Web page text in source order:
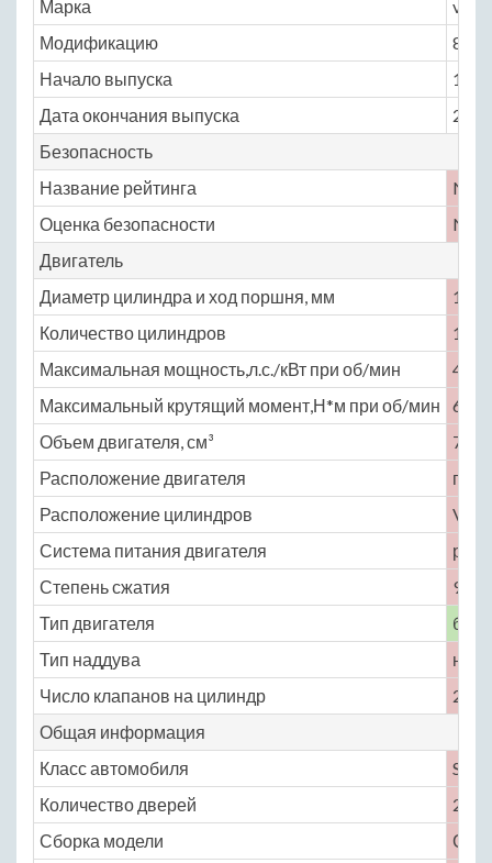
Марка
viper
Модификацию
8.0
Начало выпуска
1996
Дата окончания выпуска
2002
Безопасность
Название рейтинга
No
Оценка безопасности
No
Двигатель
Диаметр цилиндра и ход поршня, мм
Количество цилиндров
10
Максимальная мощность,л.с./кВт при об/мин
420
Максимальный крутящий момент,Н*м при об/мин
661
Объем двигателя, см³
7990
Расположение двигателя
Расположение цилиндров
V-
Система питания двигателя
Степень сжатия
9.6
Тип двигателя
Тип наддува
нет
Число клапанов на цилиндр
2
Общая информация
Класс автомобиля
S
Количество дверей
2
Сборка модели